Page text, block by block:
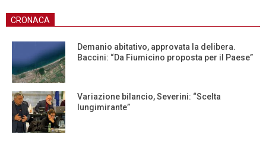
CRONACA
Demanio abitativo, approvata la delibera.
Baccini: “Da Fiumicino proposta per il Paese”
Variazione bilancio, Severini: “Scelta
lungimirante”